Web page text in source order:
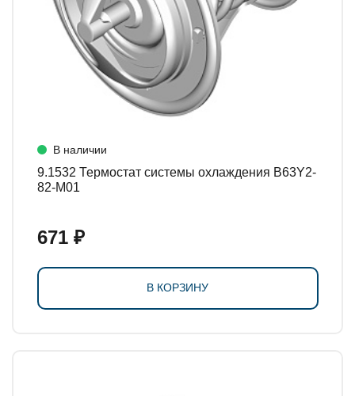
В наличии
9.1532 Термостат системы охлаждения B63Y2-
82-M01
671 ₽
В КОРЗИНУ